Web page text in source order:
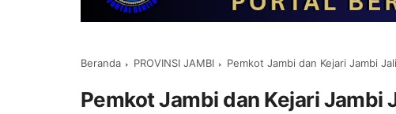
Beranda PROVINSI JAMBI Pemkot Jambi dan Kejari Jambi Jalin
Pemkot Jambi dan Kejari Jambi